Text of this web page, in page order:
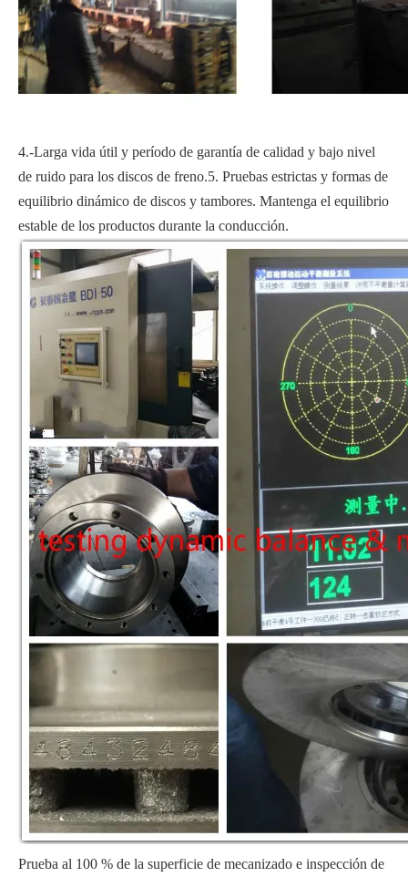
4.-Larga vida útil y período de garantía de calidad y bajo nivel
de ruido para los discos de freno.5. Pruebas estrictas y formas de
equilibrio dinámico de discos y tambores. Mantenga el equilibrio
estable de los productos durante la conducción.
Prueba al 100 % de la superficie de mecanizado e inspección de